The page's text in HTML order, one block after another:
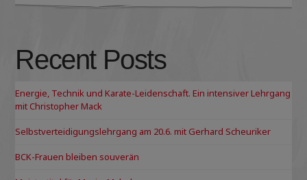
Recent Posts
Energie, Technik und Karate-Leidenschaft. Ein intensiver Lehrgang
mit Christopher Mack
Selbstverteidigungslehrgang am 20.6. mit Gerhard Scheuriker
BCK-Frauen bleiben souverän